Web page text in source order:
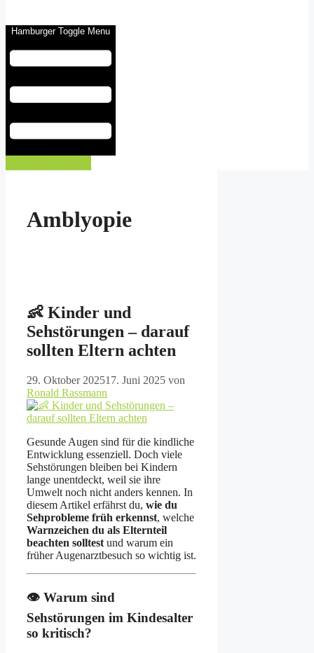
Hamburger Toggle Menu
Amblyopie
👶 Kinder und
Sehstörungen – darauf
sollten Eltern achten
29. Oktober 202517. Juni 2025 von
Ronald Rassmann
Gesunde Augen sind für die kindliche
Entwicklung essenziell. Doch viele
Sehstörungen bleiben bei Kindern
lange unentdeckt, weil sie ihre
Umwelt noch nicht anders kennen. In
diesem Artikel erfährst du, wie du
Sehprobleme früh erkennst, welche
Warnzeichen du als Elternteil
beachten solltest und warum ein
früher Augenarztbesuch so wichtig ist.
👁 Warum sind
Sehstörungen im Kindesalter
so kritisch?